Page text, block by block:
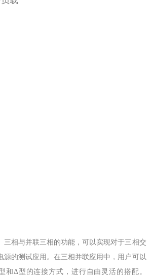
三相与并联三相的功能，可以实现对于三相交
源的测试应用。在三相并联应用中，用户可以
和Δ型的连接方式，进行自由灵活的搭配。